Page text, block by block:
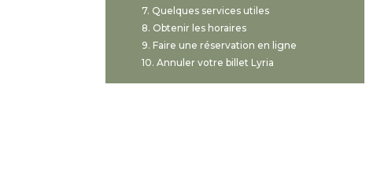
Quelques services utiles
Obtenir les horaires
Faire une réservation en ligne
Annuler votre billet Lyria